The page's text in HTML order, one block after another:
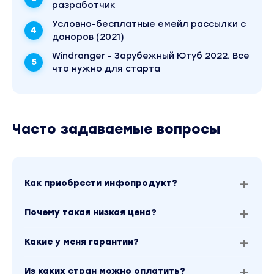
разработчик
Условно-бесплатные емейл рассылки с
доноров (2021)
Windranger - Зарубежный Ютуб 2022. Все
что нужно для старта
Часто задаваемые вопросы
Как приобрести инфопродукт?
Почему такая низкая цена?
Какие у меня гарантии?
Из каких стран можно оплатить?